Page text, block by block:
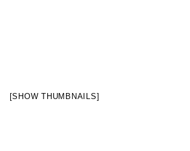
[SHOW THUMBNAILS]